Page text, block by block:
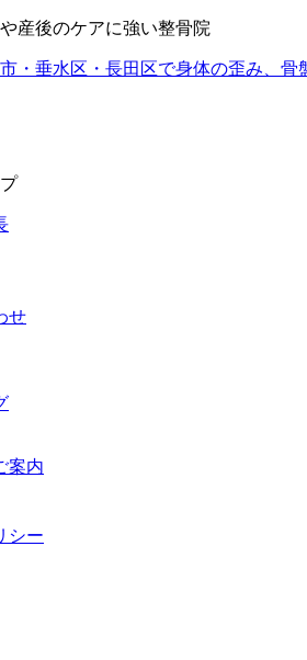
産後のケアに強い整骨院
せ
案内
シー